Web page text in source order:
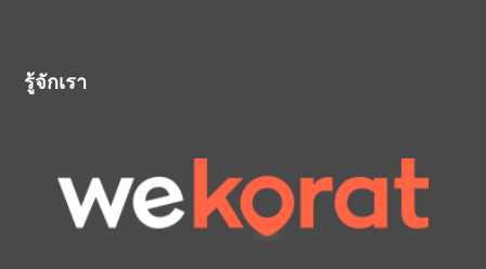
รู้จักเรา